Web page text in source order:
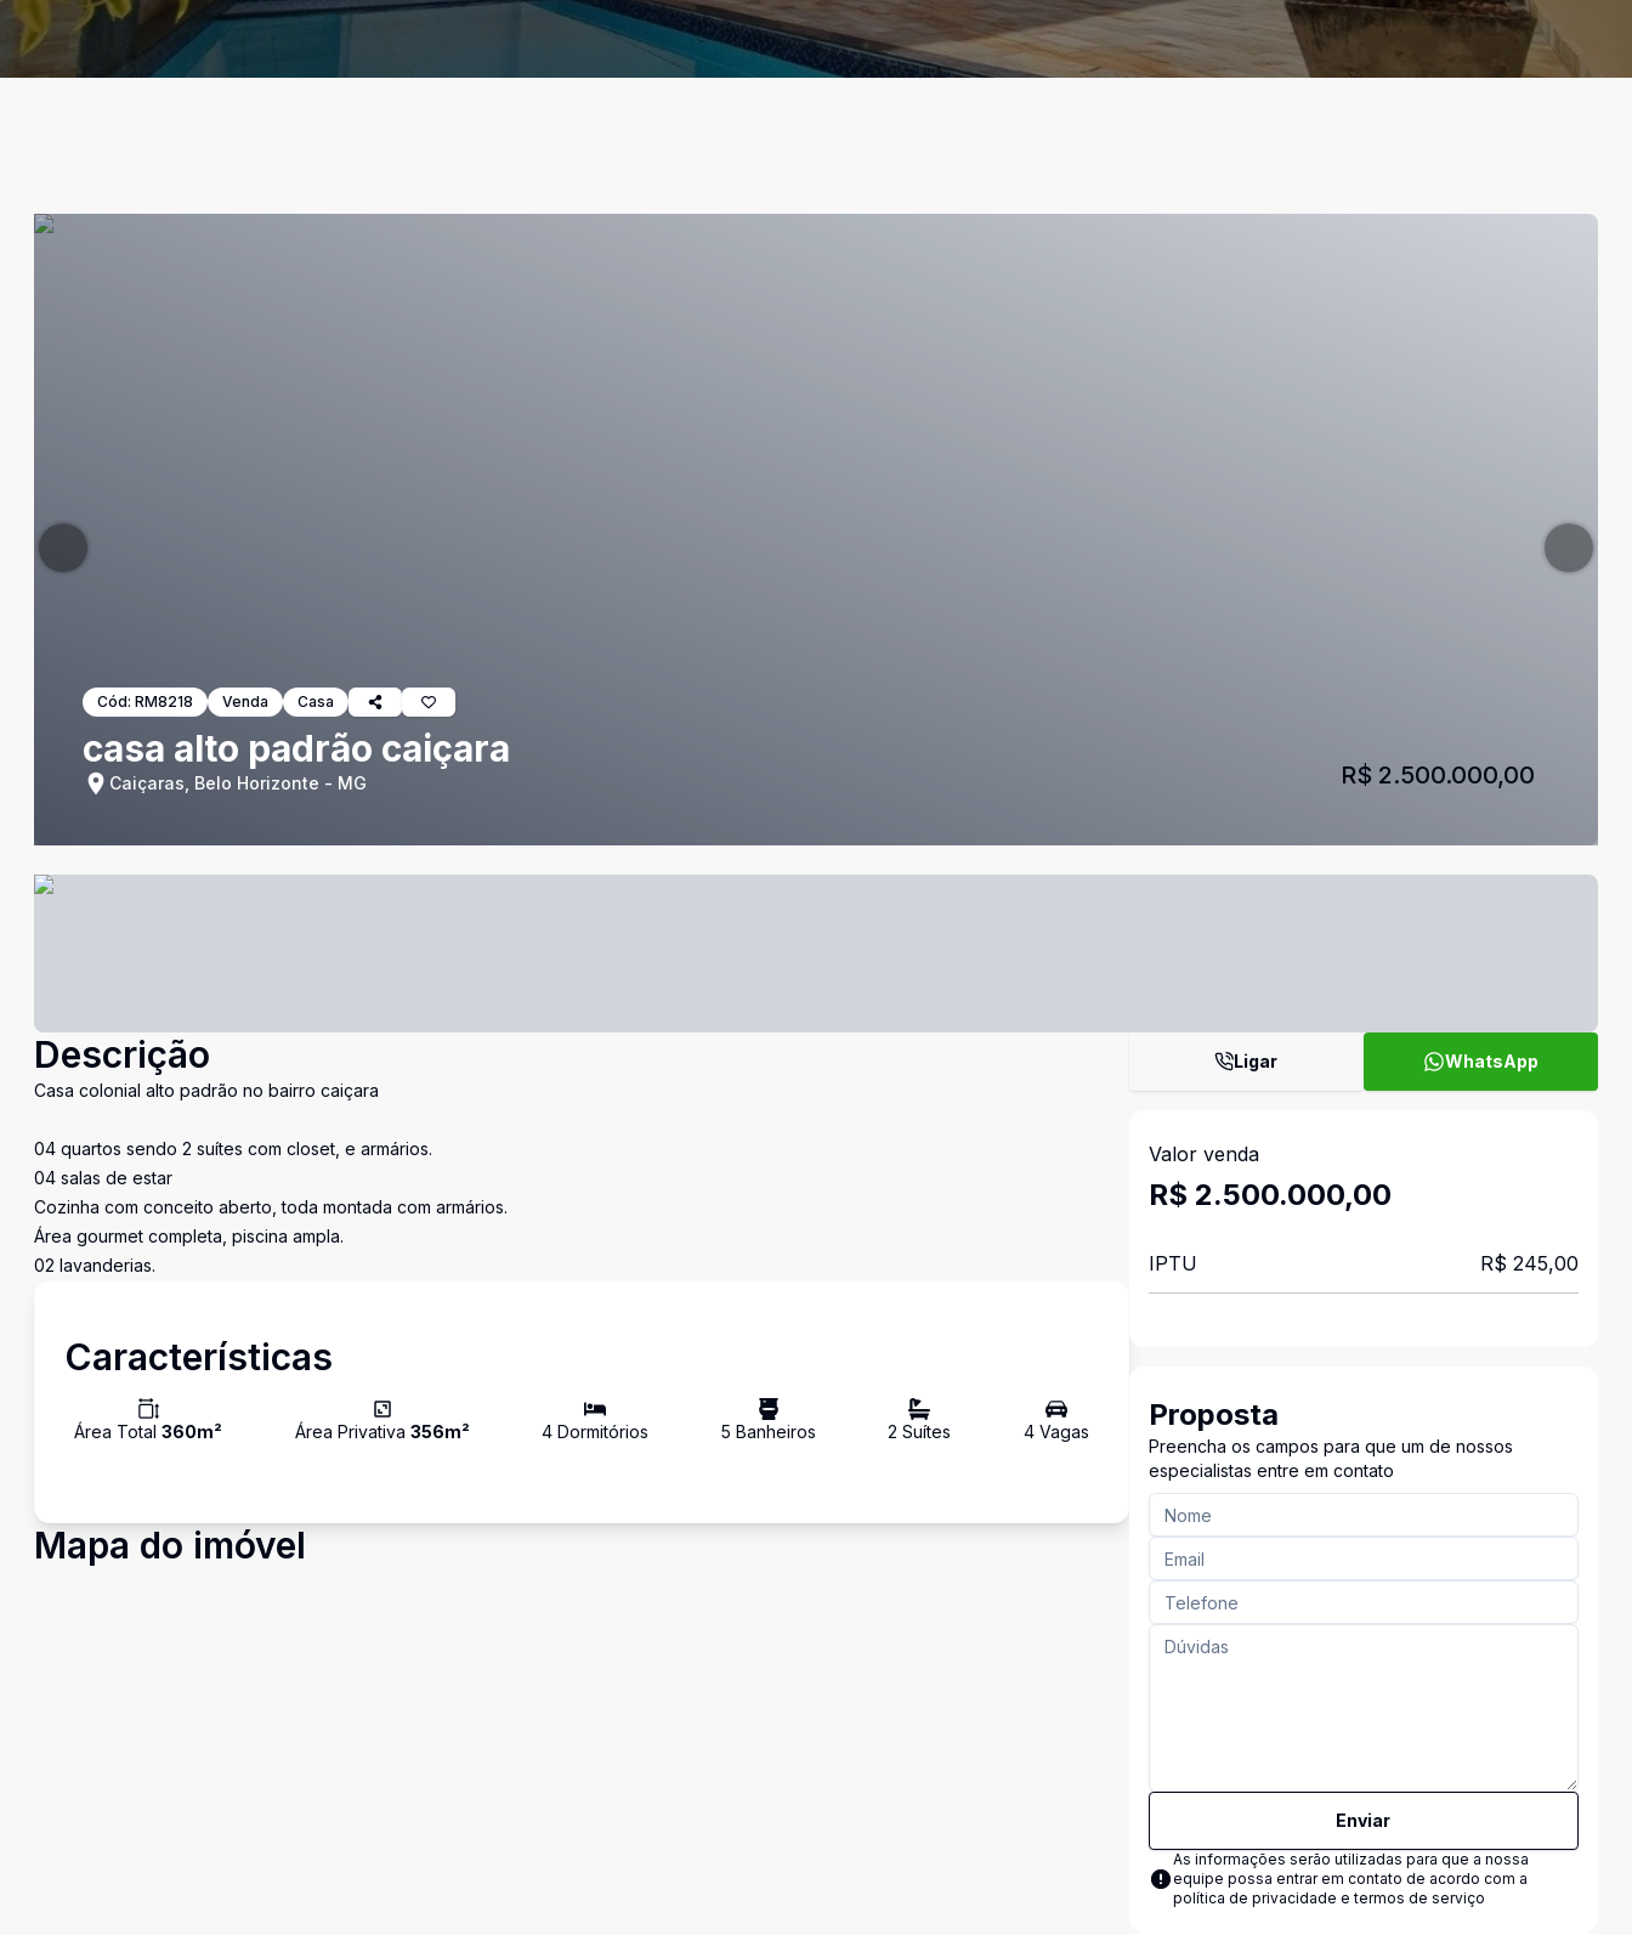
Cód: RM8218 Venda Casa
casa alto padrão caiçara
Caiçaras, Belo Horizonte - MG R$ 2.500.000,00
Descrição
Casa colonial alto padrão no bairro caiçara
04 quartos sendo 2 suítes com closet, e armários.
04 salas de estar
Cozinha com conceito aberto, toda montada com armários.
Área gourmet completa, piscina ampla.
02 lavanderias.
Características
Área Total 360m² Área Privativa 356m² 4 Dormitórios 5 Banheiros 2 Suítes 4Vagas
Mapa do imóvel
Ligar WhatsApp
Valor venda
R$ 2.500.000,00
IPTU R$ 245,00
Proposta
Preencha os campos para que um de nossos
especialistas entre em contato
Enviar
As informações serão utilizadas para que a nossa
equipe possa entrar em contato de acordo com a
política de privacidade e termos de serviço